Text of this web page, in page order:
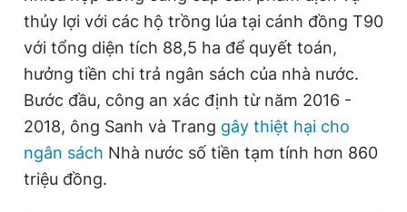
thủy lợi với các hộ trồng lúa tại cánh đồng T90
với tổng diện tích 88,5 ha để quyết toán,
hưởng tiền chi trả ngân sách của nhà nước.
Bước đầu, công an xác định từ năm 2016 -
2018, ông Sanh và Trang gây thiệt hại cho
ngân sách Nhà nước số tiền tạm tính hơn 860
triệu đồng.